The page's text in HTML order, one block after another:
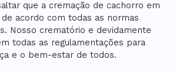
que a cremação de cachorro em
de acordo com todas as normas
Nosso crematório e devidamente
todas as regulamentações para
e o bem-estar de todos.